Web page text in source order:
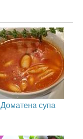
Доматена супа